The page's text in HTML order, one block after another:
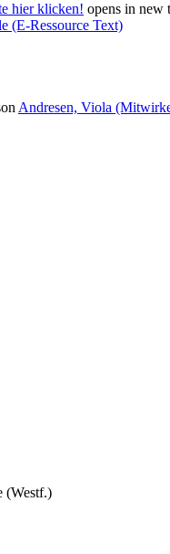
hier klicken! opens in new
(E-Ressource Text)
Andresen, Viola
(Westf.)